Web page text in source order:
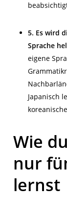
5. Es wird
Sprache
eigene
Japanisch
koreanisch
Wie
nur
lernst